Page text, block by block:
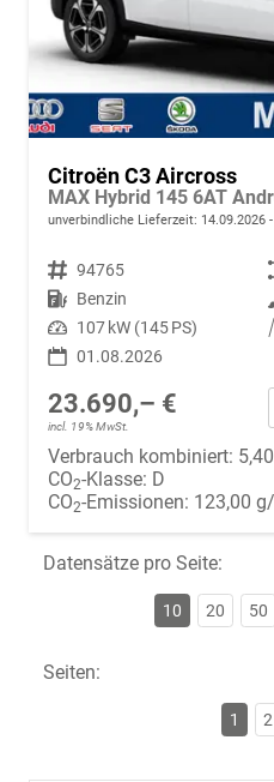
Citroën C3 Aircross
unverbindliche Lieferzeit: 14.09.2026
Fahrzeugnr. 94765
Kraftstoff Benzin
Leistung 107 kW (145 PS)
01.08.2026
23.690,– €
incl. 19% MwSt.
Verbrauch kombiniert:
CO2-Klasse: D
CO2-Emissionen: 123,00
Datensätze pro Seite:
10 20 50
Seiten:
1 2